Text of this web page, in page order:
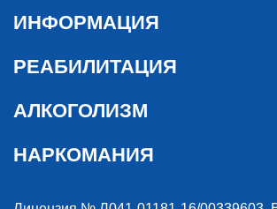
ИНФОРМАЦИЯ
РЕАБИЛИТАЦИЯ
АЛКОГОЛИЗМ
НАРКОМАНИЯ